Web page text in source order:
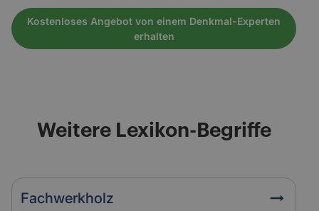
Kostenloses Angebot von einem Denkmal-Experten
erhalten
Weitere Lexikon-Begriffe
Fachwerkholz